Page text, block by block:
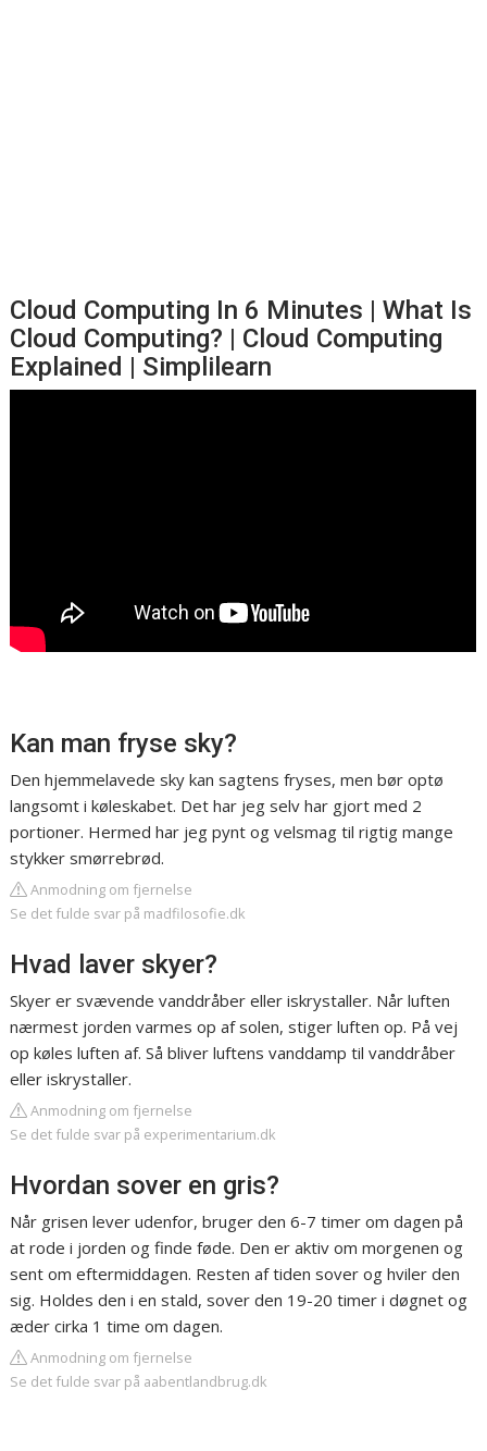
Cloud Computing In 6 Minutes | What Is
Cloud Computing? | Cloud Computing
Explained | Simplilearn
Kan man fryse sky?
Den hjemmelavede sky kan sagtens fryses, men bør optø
langsomt i køleskabet. Det har jeg selv har gjort med 2
portioner. Hermed har jeg pynt og velsmag til rigtig mange
stykker smørrebrød.
Anmodning om fjernelse
Se det fulde svar på madfilosofie.dk
Hvad laver skyer?
Skyer er svævende vanddråber eller iskrystaller. Når luften
nærmest jorden varmes op af solen, stiger luften op. På vej
op køles luften af. Så bliver luftens vanddamp til vanddråber
eller iskrystaller.
Anmodning om fjernelse
Se det fulde svar på experimentarium.dk
Hvordan sover en gris?
Når grisen lever udenfor, bruger den 6-7 timer om dagen på
at rode i jorden og finde føde. Den er aktiv om morgenen og
sent om eftermiddagen. Resten af tiden sover og hviler den
sig. Holdes den i en stald, sover den 19-20 timer i døgnet og
æder cirka 1 time om dagen.
Anmodning om fjernelse
Se det fulde svar på aabentlandbrug.dk